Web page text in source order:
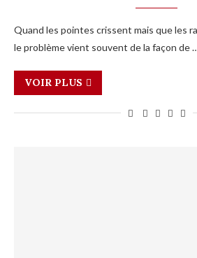
Quand les pointes crissent mais que les
le problème vient souvent de la façon de
VOIR PLUS